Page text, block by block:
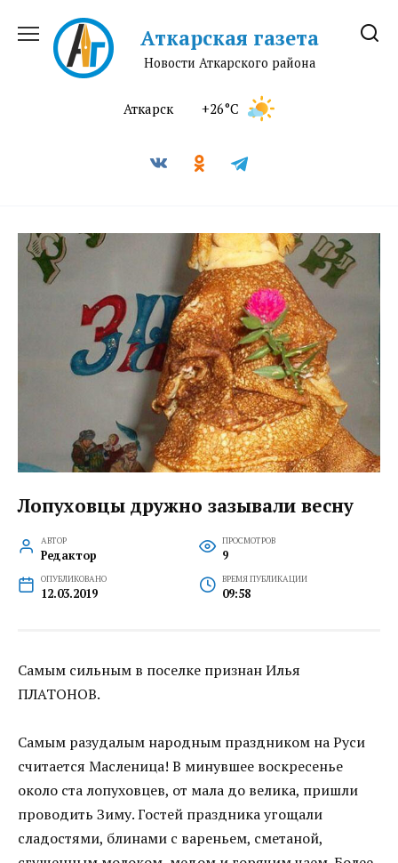
содержанию
Аткарская газета
Новости Аткарского района
Аткарск +26°C
Лопуховцы дружно зазывали весну
АВТОР
Редактор
ПРОСМОТРОВ
9
ОПУБЛИКОВАНО
12.03.2019
ВРЕМЯ ПУБЛИКАЦИИ
09:58
Самым сильным в поселке признан Илья
ПЛАТОНОВ.
Самым разудалым народным праздником на Руси
считается Масленица! В минувшее воскресенье
около ста лопуховцев, от мала до велика, пришли
проводить Зиму. Гостей праздника угощали
сладостями, блинами с вареньем, сметаной,